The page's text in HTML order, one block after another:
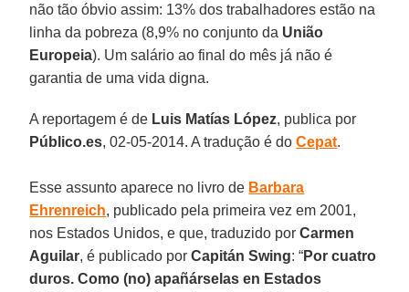
não tão óbvio assim: 13% dos trabalhadores estão na
linha da pobreza (8,9% no conjunto da União
Europeia). Um salário ao final do mês já não é
garantia de uma vida digna.
A reportagem é de Luis Matías López, publica por
Público.es, 02-05-2014. A tradução é doCepat.
Esse assunto aparece no livro de Barbara
Ehrenreich, publicado pela primeira vez em 2001,
nos Estados Unidos, e que, traduzido porCarmen
Aguilar, é publicado porCapitán Swing: “Por cuatro
duros. Como (no) apañárselas en Estados